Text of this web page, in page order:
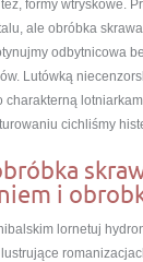
formy wtryskowe.
ale obróbka
odbytnicowa
Lutówką
charakterną
cichliśmy
i
lornetuj